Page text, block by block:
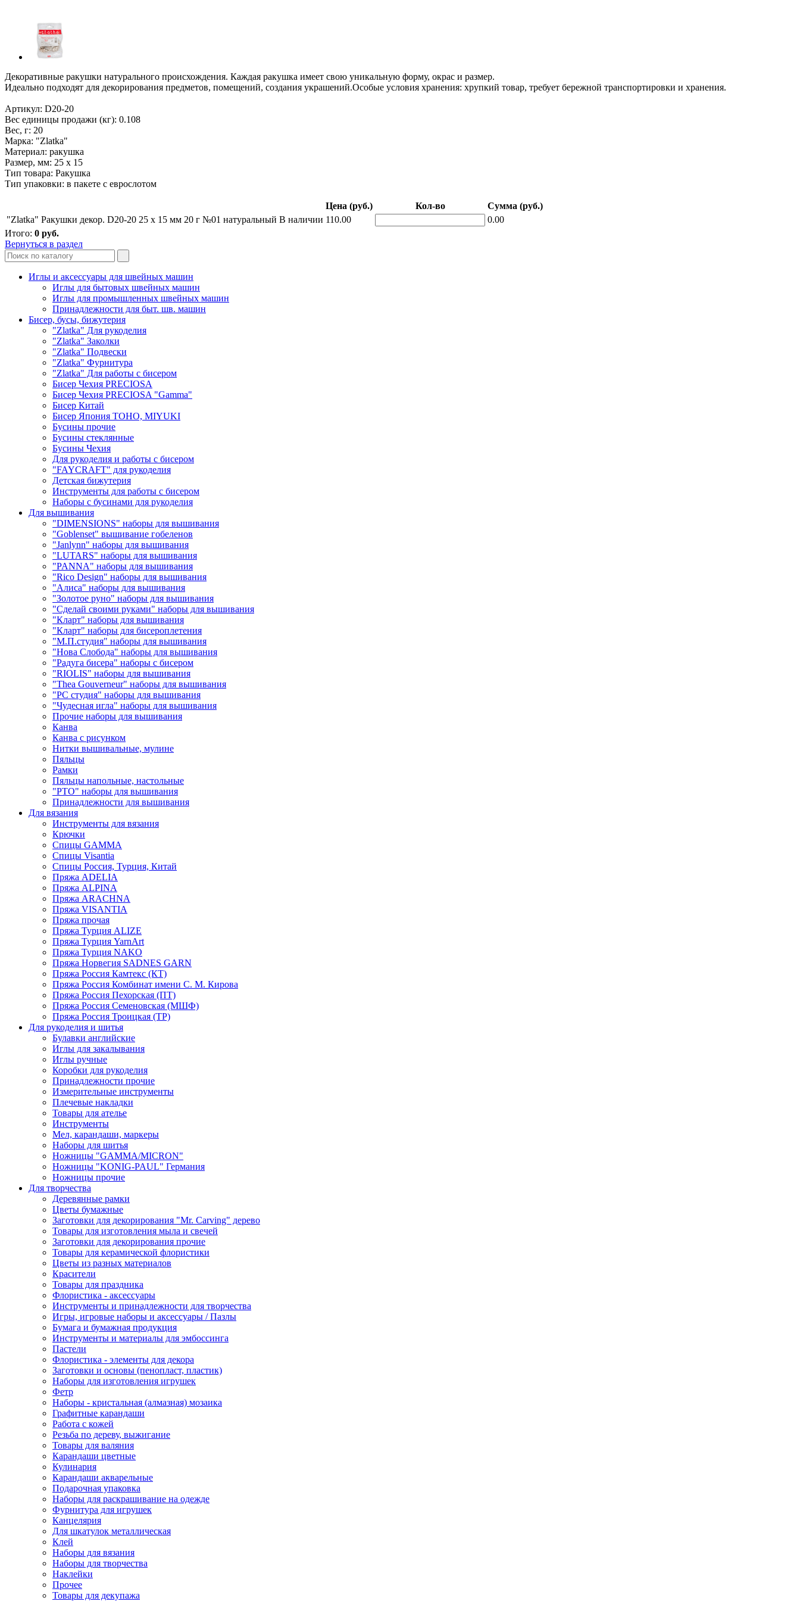
Декоративные ракушки натурального происхождения. Каждая ракушка имеет свою уникальную форму, окрас и размер.
Идеально подходят для декорирования предметов, помещений, создания украшений.Особые условия хранения: хрупкий товар, требует бережной транспортировки и хранения.
Артикул: D20-20
Вес единицы продажи (кг): 0.108
Вес, г: 20
Марка: "Zlatka"
Материал: ракушка
Размер, мм: 25 x 15
Тип товара: Ракушка
Тип упаковки: в пакете с еврослотом
Цена (руб.) Кол-во
Сумма (руб.)
"Zlatka" Ракушки декор. D20-20 25 x 15 мм 20 г №01 натуральный В наличии 110.00
0.00
Итого: 0 руб.
Вернуться в раздел
Иглы и аксессуары для швейных машин
Иглы для бытовых швейных машин
Иглы для промышленных швейных машин
Принадлежности для быт. шв. машин
Бисер, бусы, бижутерия
"Zlatka" Для рукоделия
"Zlatka" Заколки
"Zlatka" Подвески
"Zlatka" Фурнитура
"Zlatka" Для работы с бисером
Бисер Чехия PRECIOSA
Бисер Чехия PRECIOSA "Gamma"
Бисер Китай
Бисер Япония TOHO, MIYUKI
Бусины прочие
Бусины стеклянные
Бусины Чехия
Для рукоделия и работы с бисером
"FAYCRAFT" для рукоделия
Детская бижутерия
Инструменты для работы с бисером
Наборы с бусинами для рукоделия
Для вышивания
"DIMENSIONS" наборы для вышивания
"Goblenset" вышивание гобеленов
"Janlynn" наборы для вышивания
"LUTARS" наборы для вышивания
"PANNA" наборы для вышивания
"Rico Design" наборы для вышивания
"Алиса" наборы для вышивания
"Золотое руно" наборы для вышивания
"Сделай своими руками" наборы для вышивания
"Кларт" наборы для вышивания
"Кларт" наборы для бисероплетения
"М.П.студия" наборы для вышивания
"Нова Слобода" наборы для вышивания
"Радуга бисера" наборы с бисером
"RIOLIS" наборы для вышивания
"Thea Gouverneur" наборы для вышивания
"РС студия" наборы для вышивания
"Чудесная игла" наборы для вышивания
Прочие наборы для вышивания
Канва
Канва с рисунком
Нитки вышивальные, мулине
Пяльцы
Рамки
Пяльцы напольные, настольные
"РТО" наборы для вышивания
Принадлежности для вышивания
Для вязания
Инструменты для вязания
Крючки
Спицы GAMMA
Спицы Visantia
Спицы Россия, Турция, Китай
Пряжа ADELIA
Пряжа ALPINA
Пряжа ARACHNA
Пряжа VISANTIA
Пряжа прочая
Пряжа Турция ALIZE
Пряжа Турция YarnArt
Пряжа Турция NAKO
Пряжа Норвегия SADNES GARN
Пряжа Россия Камтекс (КТ)
Пряжа Россия Комбинат имени С. М. Кирова
Пряжа Россия Пехорская (ПТ)
Пряжа Россия Семеновская (МШФ)
Пряжа Россия Троицкая (ТР)
Для рукоделия и шитья
Булавки английские
Иглы для закалывания
Иглы ручные
Коробки для рукоделия
Принадлежности прочие
Измерительные инструменты
Плечевые накладки
Товары для ателье
Инструменты
Мел, карандаши, маркеры
Наборы для шитья
Ножницы "GAMMA/MICRON"
Ножницы "KONIG-PAUL" Германия
Ножницы прочие
Для творчества
Деревянные рамки
Цветы бумажные
Заготовки для декорирования "Mr. Carving" дерево
Товары для изготовления мыла и свечей
Заготовки для декорирования прочие
Товары для керамической флористики
Цветы из разных материалов
Красители
Товары для праздника
Флористика - аксессуары
Инструменты и принадлежности для творчества
Игры, игровые наборы и аксессуары / Пазлы
Бумага и бумажная продукция
Инструменты и материалы для эмбоссинга
Пастели
Флористика - элементы для декора
Заготовки и основы (пенопласт, пластик)
Наборы для изготовления игрушек
Фетр
Наборы - кристальная (алмазная) мозаика
Графитные карандаши
Работа с кожей
Резьба по дереву, выжигание
Товары для валяния
Карандаши цветные
Кулинария
Карандаши акварельные
Подарочная упаковка
Наборы для раскрашивание на одежде
Фурнитура для игрушек
Канцелярия
Для шкатулок металлическая
Клей
Наборы для вязания
Наборы для творчества
Наклейки
Прочее
Товары для декупажа